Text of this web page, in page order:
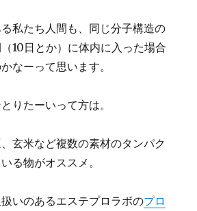
私たち人間も、同じ分子構造の
10日とか）に体内に入った場合
なーって思います。
りたーいって方は。
玄米など複数の素材のタンパク
る物がオススメ。
いのあるエステプロラボのプロ